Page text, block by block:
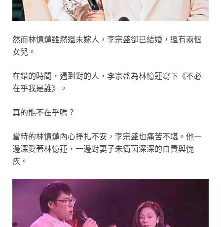
然而林憶蓮雖然還未嫁人，李宗盛卻已結婚，還有兩個
女兒。
在錯的時間，遇到對的人，李宗盛為林憶蓮寫下《不必
在乎我是誰》。
真的能不在乎嗎？
當時的林憶蓮內心掙扎不安，李宗盛也痛苦不堪。他一
邊深愛著林憶蓮，一邊對妻子朱衛茵深深的自責與愧
疚。